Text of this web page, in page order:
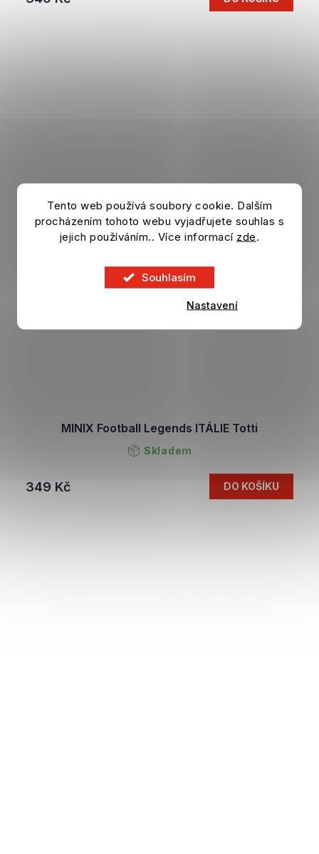
Tento web používá soubory cookie. Dalším
procházením tohoto webu vyjadřujete souhlas s
jejich používáním.. Více informací zde.
Souhlasím
Nastavení
MINIX Football Legends ITÁLIE Totti
Skladem
349 Kč DO KOŠÍKU